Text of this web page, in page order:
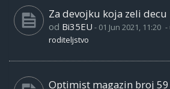
Za devojku koja zeli decu
od Bi35EU - 01 Jun 2021, 11:20 -
roditeljstvo
Optimist magazin broj